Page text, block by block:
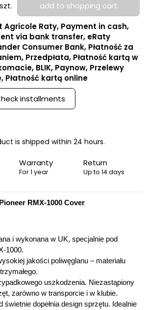
szt.
add to shopping cart
Agricole Raty, Payment in cash,
via bank transfer, eRaty
Consumer Bank, Płatność za
Przedpłata, Płatność kartą w
BLIK, Paynow, Przelewy
Płatność kartą online
installments
is shipped within 24 hours.
Warranty
For 1 year
Return
Up to 14 days
RMX-1000 Cover
i wykonana w UK, specjalnie pod
1000.
jakości poliwęglanu – materiału
uszkodzenia. Niezastąpiony
zarówno w transporcie i w klubie.
świetnie dopełnia design sprzętu. Idealnie